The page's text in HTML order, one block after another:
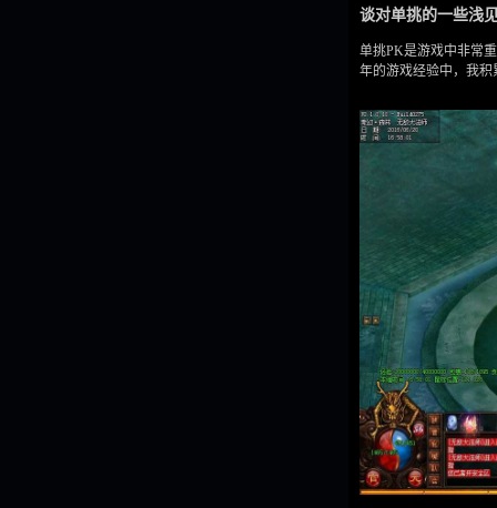
谈对单挑的一些浅
单挑PK是游戏中非常
年的游戏经验中，我